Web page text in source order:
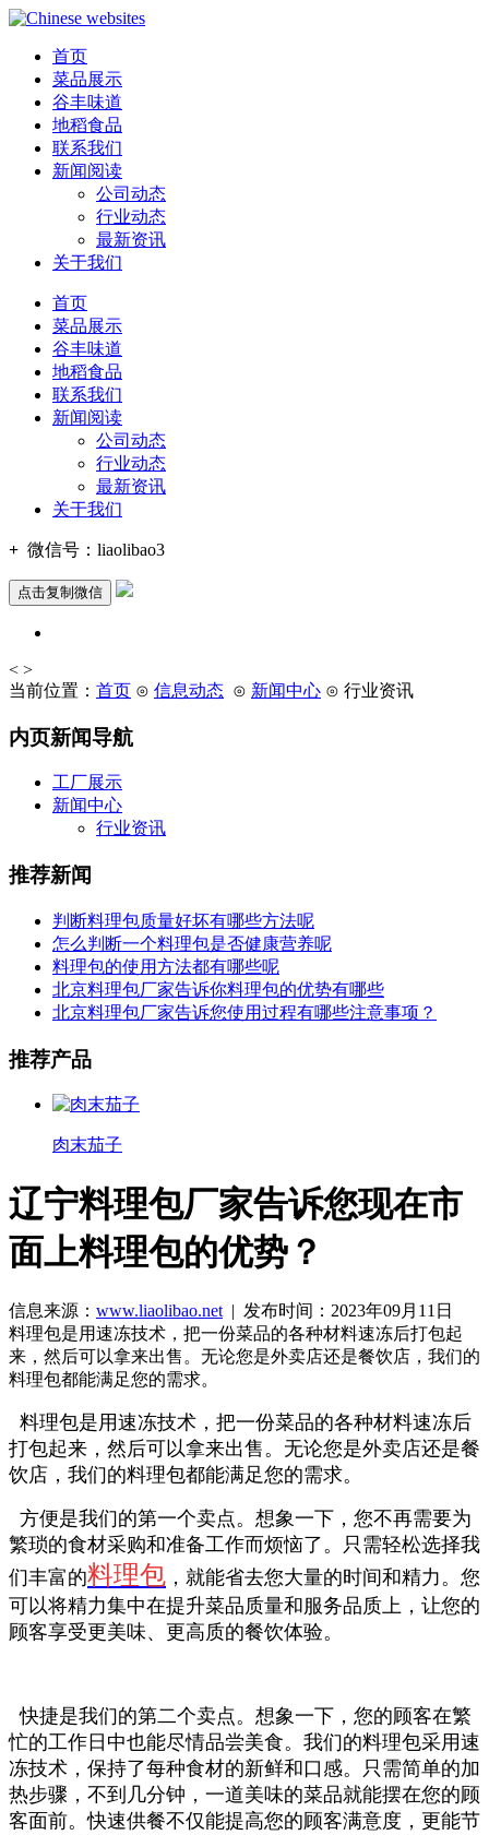
首页
菜品展示
谷丰味道
地稻食品
联系我们
新闻阅读
公司动态
行业动态
最新资讯
关于我们
首页
菜品展示
谷丰味道
地稻食品
联系我们
新闻阅读
公司动态
行业动态
最新资讯
关于我们
+ 微信号： liaolibao3
点击复制微信
< >
当前位置： 首页 ⊙ 信息动态 ⊙ 新闻中心 ⊙ 行业资讯
内页新闻导航
工厂展示
新闻中心
行业资讯
推荐新闻
判断料理包质量好坏有哪些方法呢
怎么判断一个料理包是否健康营养呢
料理包的使用方法都有哪些呢
北京料理包厂家告诉你料理包的优势有哪些
北京料理包厂家告诉您使用过程有哪些注意事项？
推荐产品
肉末茄子
辽宁料理包厂家告诉您现在市
面上料理包的优势？
信息来源： www.liaolibao.net | 发布时间：2023年09月11日
料理包是用速冻技术，把一份菜品的各种材料速冻后打包起
来，然后可以拿来出售。无论您是外卖店还是餐饮店，我们的
料理包都能满足您的需求。
料理包是用速冻技术，把一份菜品的各种材料速冻后
打包起来，然后可以拿来出售。无论您是外卖店还是餐
饮店，我们的料理包都能满足您的需求。
方便是我们的第一个卖点。想象一下，您不再需要为
繁琐的食材采购和准备工作而烦恼了。只需轻松选择我
们丰富的料理包 ，就能省去您大量的时间和精力。您
可以将精力集中在提升菜品质量和服务品质上，让您的
顾客享受更美味、更高质的餐饮体验。
快捷是我们的第二个卖点。想象一下，您的顾客在繁
忙的工作日中也能尽情品尝美食。我们的料理包采用速
冻技术，保持了每种食材的新鲜和口感。只需简单的加
热步骤，不到几分钟，一道美味的菜品就能摆在您的顾
客面前。快速供餐不仅能提高您的顾客满意度，更能节